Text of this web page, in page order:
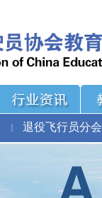
退役飞行员分会